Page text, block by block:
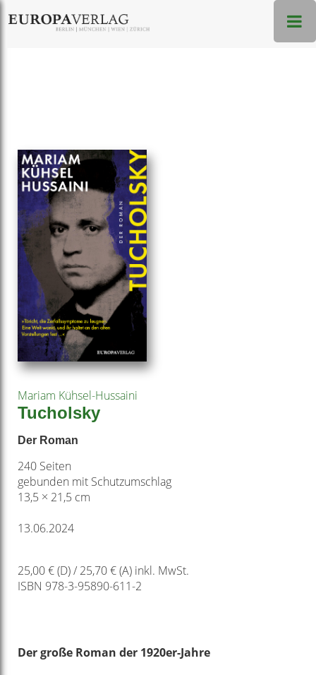
Mariam Kühsel-Hussaini
Tucholsky
Der Roman
240 Seiten
gebunden mit Schutzumschlag
13,5 × 21,5 cm
13.06.2024
25,00 € (D) / 25,70 € (A) inkl. MwSt.
ISBN 978-3-95890-611-2
Der große Roman der 1920er-Jahre